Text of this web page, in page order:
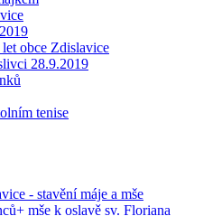
obce Zdislavice
28.9.2019
tenise
- stavění máje a mše
mše k oslavě sv. Floriana